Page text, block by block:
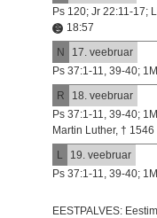
Ps 120; Jr 22:11-17;
18:57
N
17. veebruar
Ps 37:1-11, 39-40;
R
18. veebruar
Ps 37:1-11, 39-40;
Martin Luther, † 1546
L
19. veebruar
Ps 37:1-11, 39-40;
EESTPALVES: